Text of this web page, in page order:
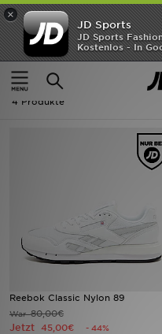
×
JD Sports
JD Sports
Kostenlos - In
Startseite
Ausverkauf |
Ausverkauf | Reebok
4 Produkte
Reebok Classic Nylon 89
War80,00€
Jetzt 45,00€ - 44%
Startseite
ANGEBOTE
Marken
Kinder
JD Exklusives